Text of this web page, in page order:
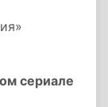
сериале